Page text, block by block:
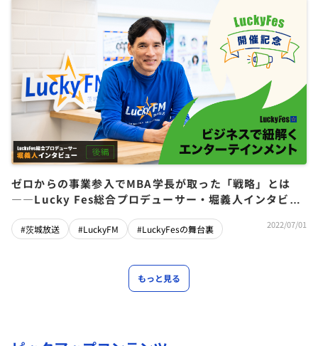
ゼロからの事業参入でMBA学長が取った「戦略」とは
――Lucky Fes総合プロデューサー・堀義人インタビュ
ー
#茨城放送 #LuckyFM #LuckyFesの舞台裏 2022/07/01
もっと見る